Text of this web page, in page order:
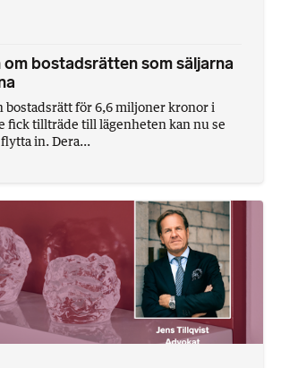
bostadsrätten som säljarna
bostadsrätt för 6,6 miljoner kronor i
fick tillträde till lägenheten kan nu se
in. Dera...